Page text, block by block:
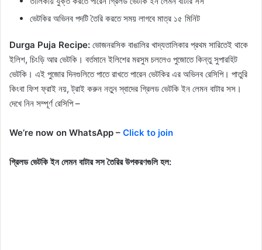
ভেটকির অভিনব পদটি তৈরি করতে সময় লাগবে মাত্র ১৫ মিনিট
Durga Puja Recipe: ভোজনরসিক বাঙালির খাদ্যতালিকার প্রথম সারিতেই থাকে
ইলিশ, চিংড়ি আর ভেটকি। বর্তমানে ইলিশের মরসুম চললেও পুজোতে কিন্তু সুপারহিট
ভেটকি। এই পুজোর দিনগুলিতে পাতে রাখতে পারেন ভেটকির এর অভিনব রেসিপি। পাতুরি
কিংবা ফিশ ফ্রাই নয়, ট্রাই করুন নতুন স্বাদের গ্রিলড ভেটকি ইন লেমন বাটার সস।
দেখে নিন সম্পূর্ণ রেসিপি –
We’re now on WhatsApp – Click to join
গ্রিলড ভেটকি ইন লেমন বাটার সস তৈরির উপকরণগুলি হল: